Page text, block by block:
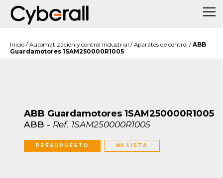
Inicio / Automatización y control Industrial / Aparatos de control / ABB
Guardamotores 1SAM250000R1005
ABB Guardamotores 1SAM250000R1005
ABB - Ref. 1SAM250000R1005
PRESUPUESTO MI LISTA